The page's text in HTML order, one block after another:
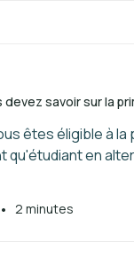
devez savoir sur la
êtes éligible à la
qu'étudiant en
• 2 minutes